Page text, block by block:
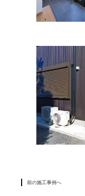
前の施工事例へ